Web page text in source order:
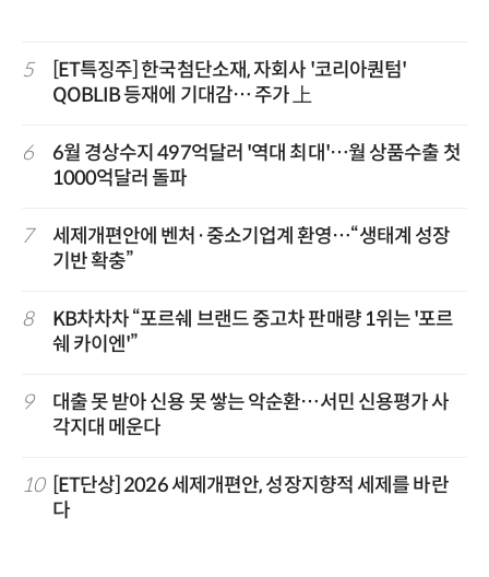
5
[ET특징주] 한국첨단소재, 자회사 '코리아퀀텀'
QOBLIB 등재에 기대감… 주가 上
6
6월 경상수지 497억달러 '역대 최대'…월 상품수출 첫
1000억달러 돌파
7
세제개편안에 벤처·중소기업계 환영…“생태계 성장
기반 확충”
8
KB차차차 “포르쉐 브랜드 중고차 판매량 1위는 '포르
쉐 카이엔'”
9
대출 못 받아 신용 못 쌓는 악순환…서민 신용평가 사
각지대 메운다
10
[ET단상] 2026 세제개편안, 성장지향적 세제를 바란
다